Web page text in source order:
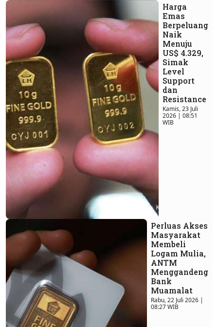
Harga
Emas
Berpeluang
Naik
Menuju
US$ 4.329,
Simak
Level
Support
dan
Resistance
Kamis, 23 Juli
2026 | 08:51
WIB
Perluas Akses
Masyarakat
Membeli
Logam Mulia,
ANTM
Menggandeng
Bank
Muamalat
Rabu, 22 Juli 2026 |
08:27 WIB